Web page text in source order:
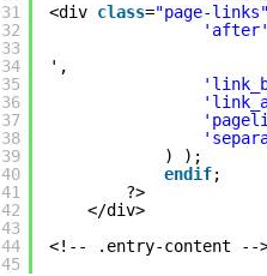
31
32
33
34
35
36
37
38
39
40
41
42
43
44
45
<div class="page-links"
'after'
',
) );
endif;
?>
</div>
<!-- .entry-content --